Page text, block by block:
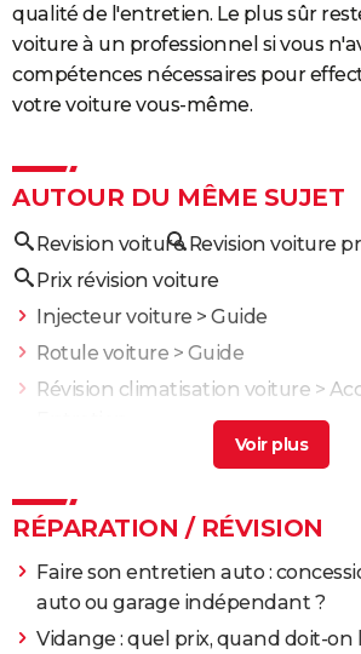
qualité de l'entretien. Le plus sûr
voiture à un professionnel si vous
compétences nécessaires pour
votre voiture vous-même.
AUTOUR DU MÊME SUJET
Revision voiture Revision voiture
Prix révision voiture
Injecteur voiture > Guide
Rotule voiture > Guide
Révision climatisation voiture >
Liquide de refroidissement voiture
RÉPARATION / RÉVISION
Faire son entretien auto :
auto ou garage indépendant ?
Vidange : quel prix, quand doit-